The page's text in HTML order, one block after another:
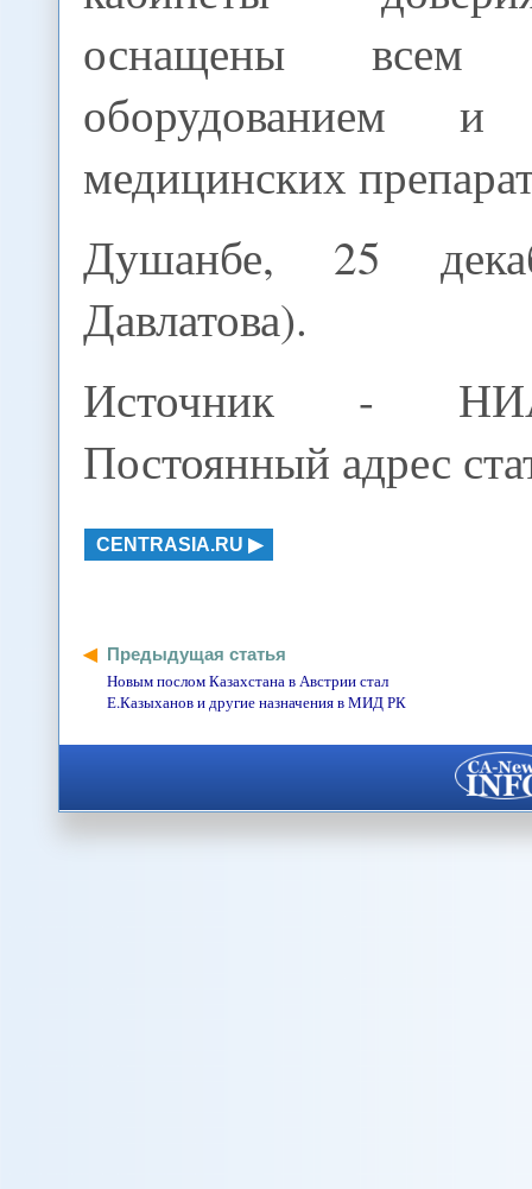
оснащены всем
оборудованием
медицинских
Душанбе, 25
Давлатова).
Источник -
Постоянный адрес
CENTRASIA.RU
Предыдущая статья
Новым послом Казахстана в Австрии стал
Е.Казыханов и другие назначения в МИД РК